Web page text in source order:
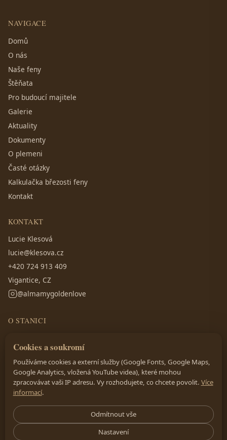
NAVIGACE
Domů
O nás
Naše feny
Štěňata
Pro budoucí majitele
Galerie
Aktuality
Dokumenty
O plemeni
Časté otázky
Kalkulačka březosti feny
Kontakt
KONTAKT
Lucie Klesová
lucie@klesova.cz
+420 724 913 409
Vigantice, CZ
@almamygoldenlove
O STANICI
v Beskydech. Chováme s láskou, péčí a respektem k plemeni.
Cookies a soukromí
Používáme cookies a externí služby (Google Fonts, Google Maps,
Google Analytics, vložená YouTube videa), které mohou
zpracovávat vaši IP adresu. Vy rozhodujete, co chcete povolit. Více
informací.
Odmítnout vše
Nastavení